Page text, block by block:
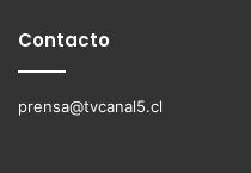
Contacto
prensa@tvcanal5.cl